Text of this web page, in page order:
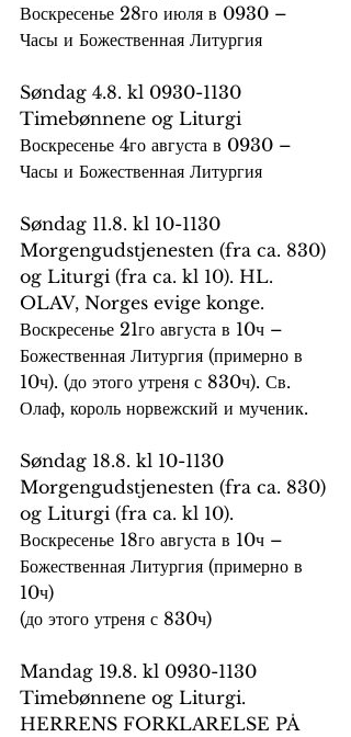
Воскресенье 28го июля в 0930 –
Часы и Божественная Литургия
Søndag 4.8. kl 0930-1130
Timebønnene og Liturgi
Воскресенье 4го августа в 0930 –
Часы и Божественная Литургия
Søndag 11.8. kl 10-1130
Morgengudstjenesten (fra ca. 830)
og Liturgi (fra ca. kl 10). HL.
OLAV, Norges evige konge.
Воскресенье 21го августа в 10ч –
Божественная Литургия (примерно в
10ч). (до этого утреня с 830ч). Св.
Олаф, король норвежский и мученик.
Søndag 18.8. kl 10-1130
Morgengudstjenesten (fra ca. 830)
og Liturgi (fra ca. kl 10).
Воскресенье 18го августа в 10ч –
Божественная Литургия (примерно в
10ч)
(до этого утреня с 830ч)
Mandag 19.8. kl 0930-1130
Timebønnene og Liturgi.
HERRENS FORKLARELSE PÅ